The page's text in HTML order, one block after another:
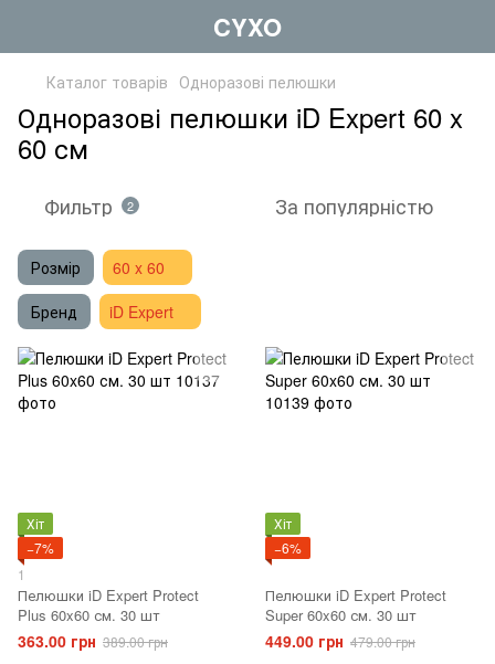
CYXO
Каталог товарів Одноразові пелюшки
Одноразові пелюшки iD Expert 60 x
60 см
Фильтр 2 За популярністю
Розмір
60 x 60
Бренд
iD Expert
Хіт
−7%
1
Пелюшки iD Expert Protect
Plus 60x60 см. 30 шт
363.00 грн 389.00 грн
Хіт
−6%
Пелюшки iD Expert Protect
Super 60x60 см. 30 шт
449.00 грн 479.00 грн